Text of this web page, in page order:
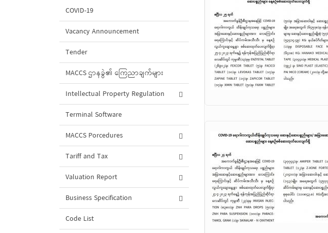
COVID-19
Vacancy Announcement
Tender
MACCS ဌာနခွဲ၏ ကြေညာချက်များ
Intellectual Property Regulation
Terminal Software
MACCS Porcedures
Tariff and Tax
Valuation Report
Business Specification
Code List